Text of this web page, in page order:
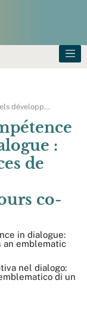
développ…
:
de
co-
in dialogue:
an emblematic
nel dialogo:
di un